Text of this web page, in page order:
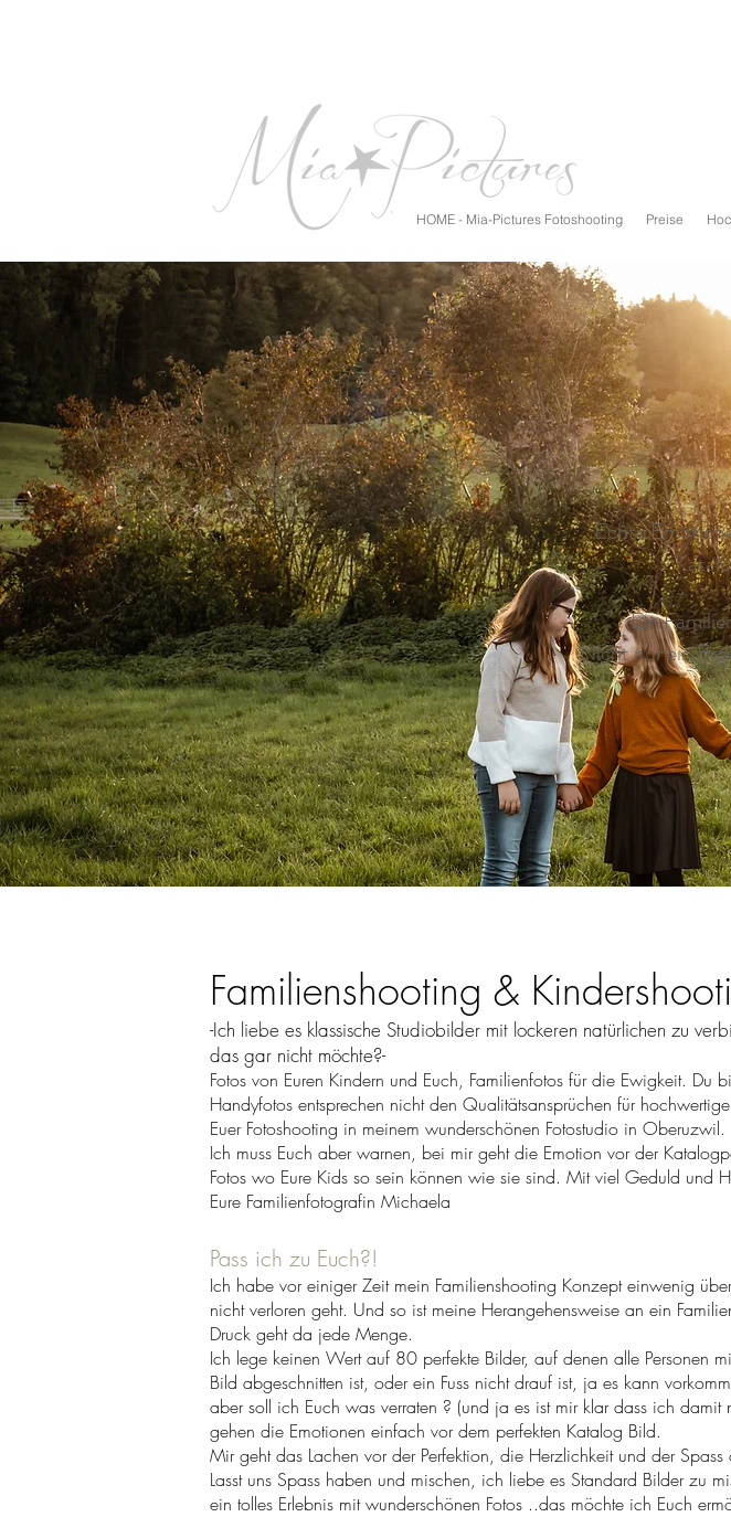
HOME - Mia-Pictures Fotoshooting Preise
Echte
Ein
Nicht nur ein
Familienshooting &
-Ich liebe es klassische Studiobilder mit lockeren natürlichen zu
das gar nicht möchte?-
Fotos von Euren Kindern und Euch, Familienfotos für die Ewigkeit. Du
Handyfotos entsprechen nicht den Qualitätsansprüchen für
Euer Fotoshooting in meinem wunderschönen Fotostudio in Oberuzwil.
Ich muss Euch aber warnen, bei mir geht die Emotion vor der
Fotos wo Eure Kids so sein können wie sie sind. Mit viel Geduld und
Eure Familienfotografin Michaela
Pass ich zu Euch?!
Ich habe vor einiger Zeit mein Familienshooting Konzept einwenig
nicht verloren geht. Und so ist meine Herangehensweise an ein
Druck geht da jede Menge.
Ich lege keinen Wert auf 80 perfekte Bilder, auf denen alle Personen
Bild abgeschnitten ist, oder ein Fuss nicht drauf ist, ja es kann
aber soll ich Euch was verraten ? (und ja es ist mir klar dass ich
gehen die Emotionen einfach vor dem perfekten Katalog Bild.
Mir geht das Lachen vor der Perfektion, die Herzlichkeit und der
Lasst uns Spass haben und mischen, ich liebe es Standard Bilder zu
ein tolles Erlebnis mit wunderschönen Fotos ..das möchte ich Euch